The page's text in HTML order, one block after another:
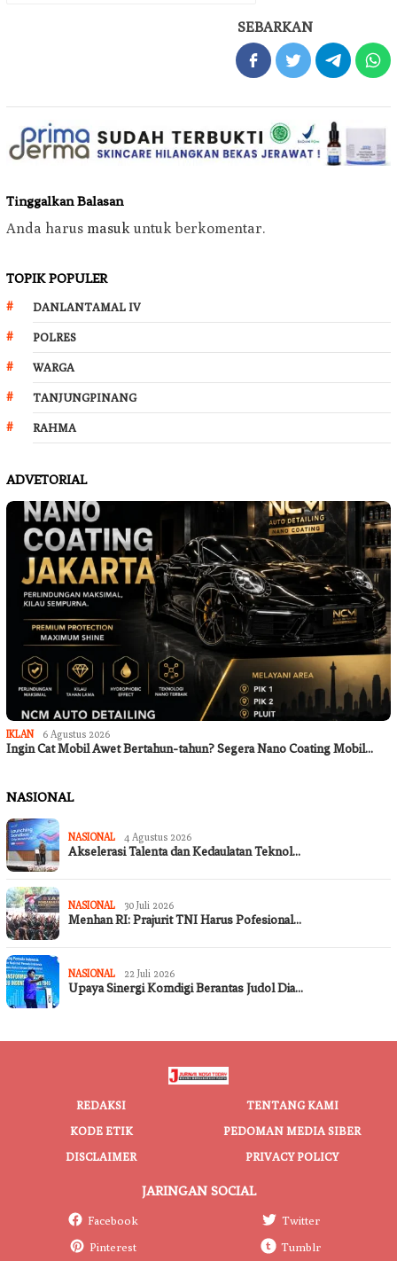
SEBARKAN
Tinggalkan Balasan
Anda harus masuk untuk berkomentar.
TOPIK POPULER
DANLANTAMAL IV
POLRES
WARGA
TANJUNGPINANG
RAHMA
ADVETORIAL
IKLAN 6 Agustus 2026
Ingin Cat Mobil Awet Bertahun-tahun? Segera Nano Coating Mobil…
NASIONAL
NASIONAL 4 Agustus 2026
Akselerasi Talenta dan Kedaulatan Teknol…
NASIONAL 30 Juli 2026
Menhan RI: Prajurit TNI Harus Pofesional…
NASIONAL 22 Juli 2026
Upaya Sinergi Komdigi Berantas Judol Dia…
REDAKSI
TENTANG KAMI
KODE ETIK
PEDOMAN MEDIA SIBER
DISCLAIMER
PRIVACY POLICY
JARINGAN SOCIAL
Facebook
Twitter
Pinterest
Tumblr